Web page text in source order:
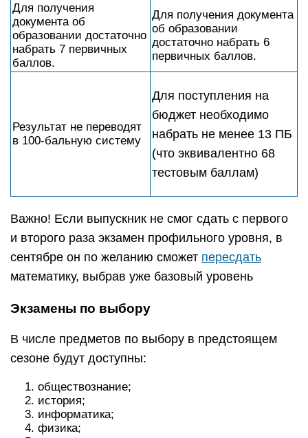
Для получения
документа об
образовании достаточно
набрать 7 первичных
баллов.
Для получения документа
об образовании
достаточно набрать 6
первичных баллов.
Результат не переводят
в 100-бальную систему
Для поступления на
бюджет необходимо
набрать не менее 13 ПБ
(что эквивалентно 68
тестовым баллам)
Важно! Если выпускник не смог сдать с первого
и второго раза экзамен профильного уровня, в
сентябре он по желанию сможет пересдать
математику, выбрав уже базовый уровень
Экзамены по выбору
В числе предметов по выбору в предстоящем
сезоне будут доступны:
обществознание;
история;
информатика;
физика;